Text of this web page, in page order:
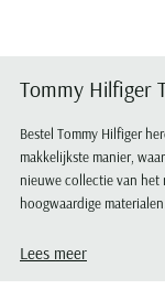
Tommy Hilfiger
Bestel Tommy Hilfiger
makkelijkste manier,
nieuwe collectie van het
hoogwaardige
comfortabel. Ontworpen
Lees meer